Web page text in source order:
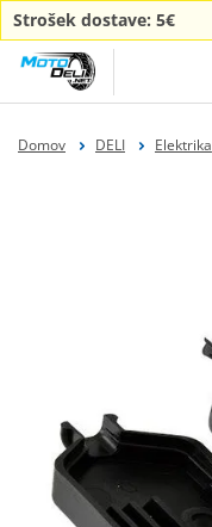
Strošek dostave: 5€
Domov DELI Elektrika